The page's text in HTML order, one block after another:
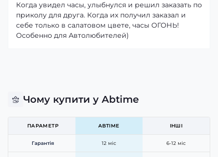
Когда увидел часы, улыбнулся и решил заказать по
приколу для друга. Когда их получил заказал и
себе только в салатовом цвете, часы ОГОНЬ!
Особенно для Автолюбителей)
Чому купити у Abtime
ПАРАМЕТР ABTIME ІНШІ
Гарантія 12 міс 6-12 міс